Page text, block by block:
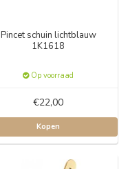
Pincet schuin lichtblauw
1K1618
Op voorraad
€22,00
Kopen